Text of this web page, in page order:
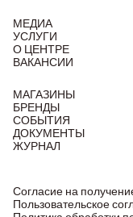
МЕДИА
УСЛУГИ
О ЦЕНТРЕ
ВАКАНСИИ
МАГАЗИНЫ
БРЕНДЫ
СОБЫТИЯ
ДОКУМЕНТЫ
ЖУРНАЛ
Согласие на
Пользовательское